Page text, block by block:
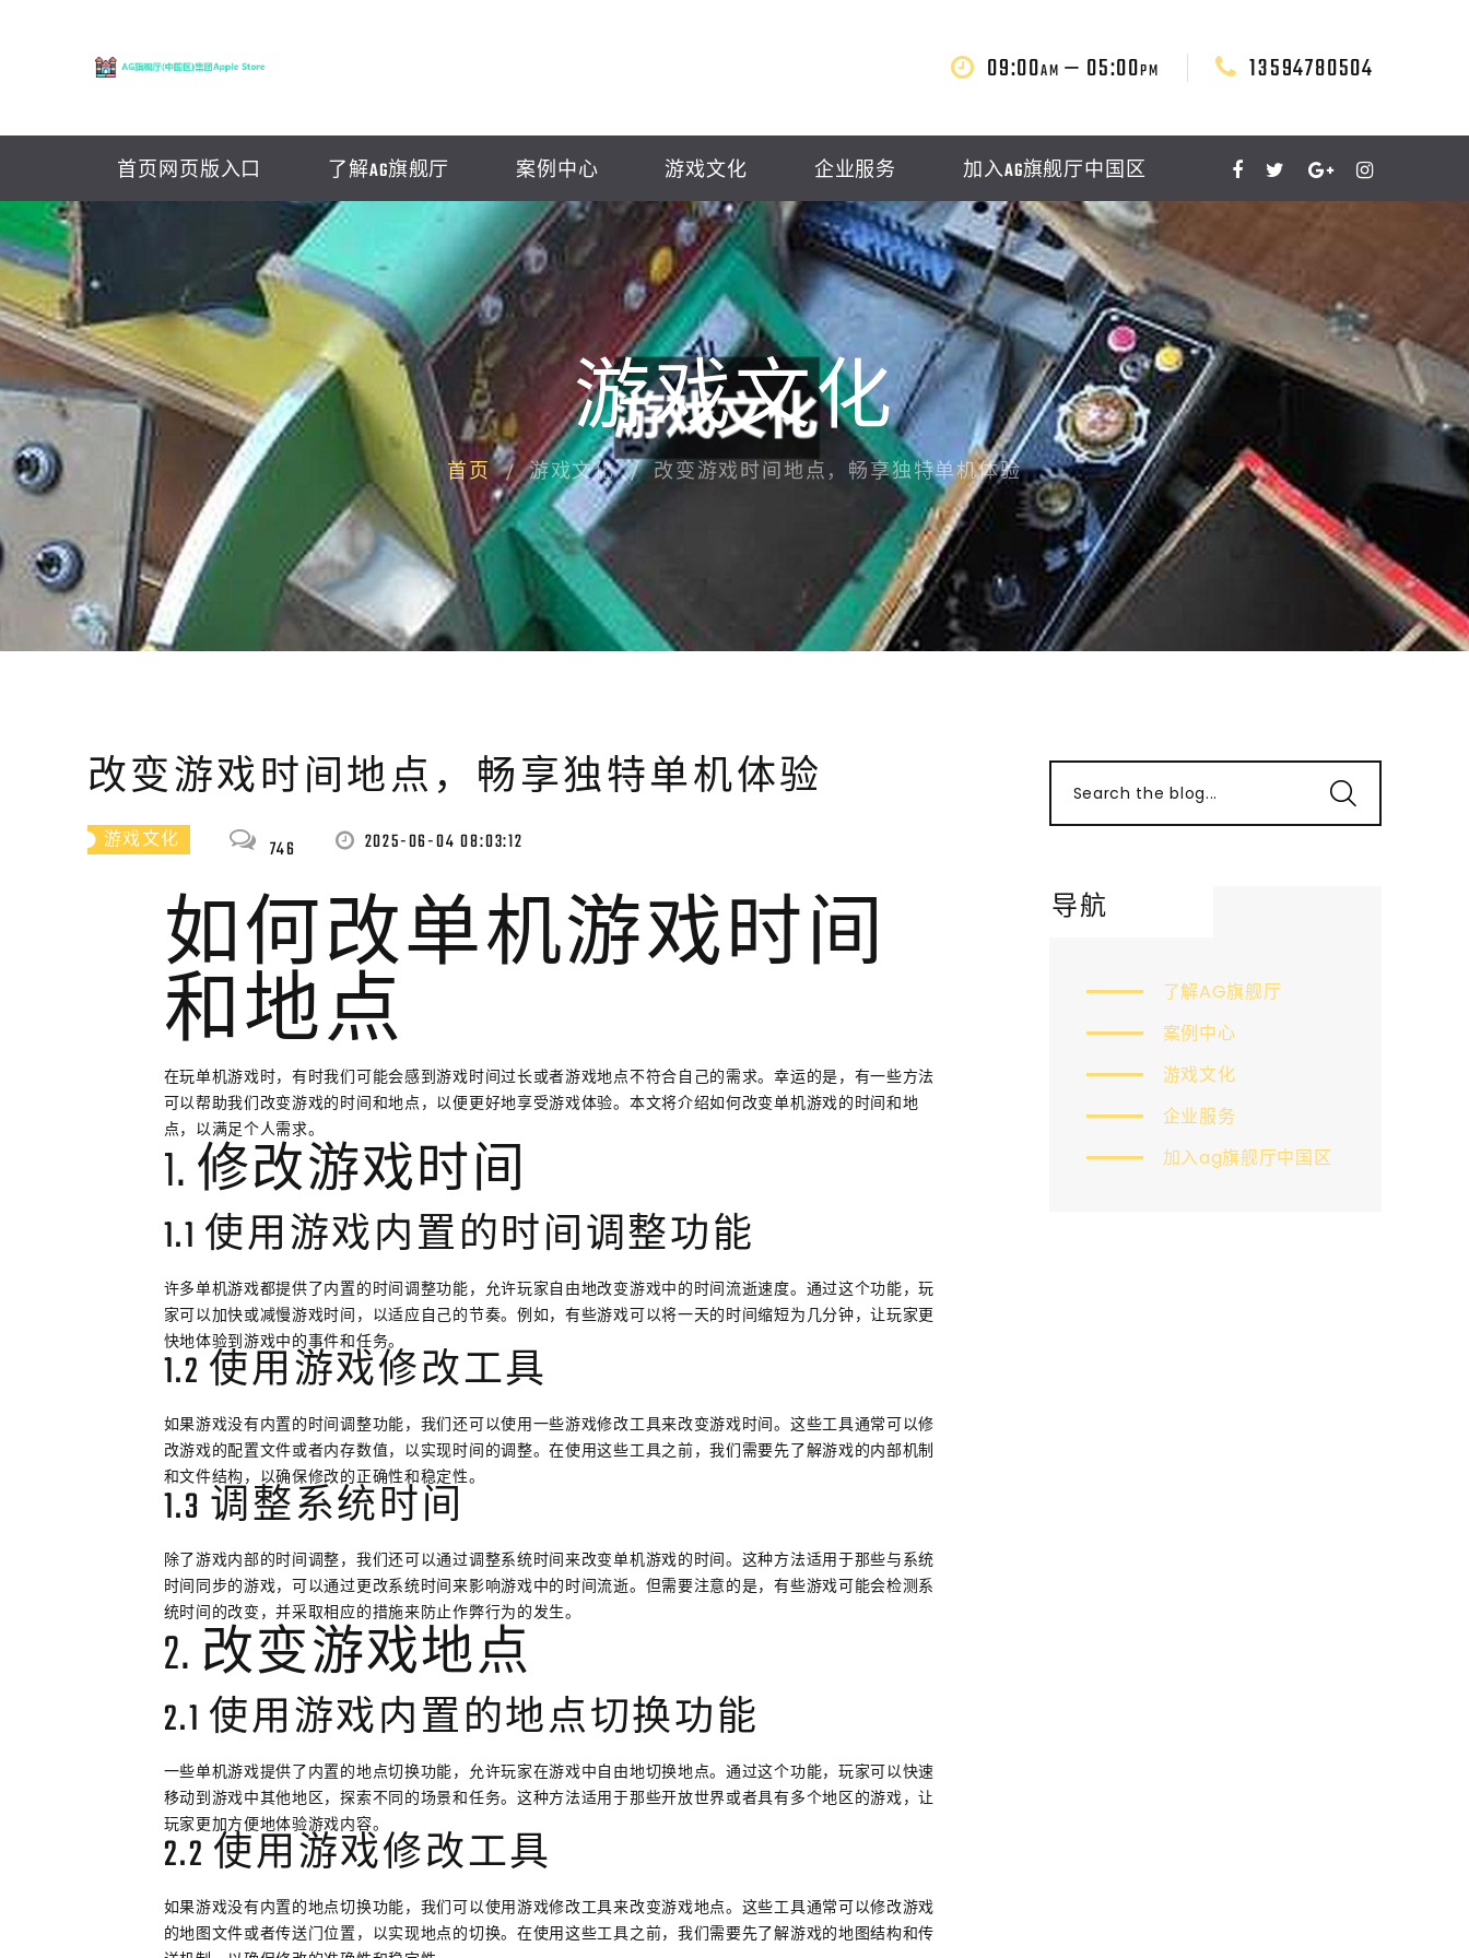
09:00AM — 05:00PM 13594780504
首页网页版入口 了解AG旗舰厅 案例中心 游戏文化 企业服务 加入AG旗舰厅中国区
游戏文化
首页 游戏文化 改变游戏时间地点，畅享独特单机体验
改变游戏时间地点，畅享独特单机体验
游戏文化 746 2025-06-04 08:03:12
如何改单机游戏时间
和地点
在玩单机游戏时，有时我们可能会感到游戏时间过长或者游戏地点不符合自己的需求。幸运的是，有一些方法
可以帮助我们改变游戏的时间和地点，以便更好地享受游戏体验。本文将介绍如何改变单机游戏的时间和地
点，以满足个人需求。
1. 修改游戏时间
1.1 使用游戏内置的时间调整功能
许多单机游戏都提供了内置的时间调整功能，允许玩家自由地改变游戏中的时间流逝速度。通过这个功能，玩
家可以加快或减慢游戏时间，以适应自己的节奏。例如，有些游戏可以将一天的时间缩短为几分钟，让玩家更
快地体验到游戏中的事件和任务。
1.2 使用游戏修改工具
如果游戏没有内置的时间调整功能，我们还可以使用一些游戏修改工具来改变游戏时间。这些工具通常可以修
改游戏的配置文件或者内存数值，以实现时间的调整。在使用这些工具之前，我们需要先了解游戏的内部机制
和文件结构，以确保修改的正确性和稳定性。
1.3 调整系统时间
除了游戏内部的时间调整，我们还可以通过调整系统时间来改变单机游戏的时间。这种方法适用于那些与系统
时间同步的游戏，可以通过更改系统时间来影响游戏中的时间流逝。但需要注意的是，有些游戏可能会检测系
统时间的改变，并采取相应的措施来防止作弊行为的发生。
2. 改变游戏地点
2.1 使用游戏内置的地点切换功能
一些单机游戏提供了内置的地点切换功能，允许玩家在游戏中自由地切换地点。通过这个功能，玩家可以快速
移动到游戏中其他地区，探索不同的场景和任务。这种方法适用于那些开放世界或者具有多个地区的游戏，让
玩家更加方便地体验游戏内容。
2.2 使用游戏修改工具
如果游戏没有内置的地点切换功能，我们可以使用游戏修改工具来改变游戏地点。这些工具通常可以修改游戏
的地图文件或者传送门位置，以实现地点的切换。在使用这些工具之前，我们需要先了解游戏的地图结构和传
Search the blog...
导航
了解AG旗舰厅
案例中心
游戏文化
企业服务
加入ag旗舰厅中国区